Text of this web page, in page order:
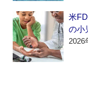
米
の小
2026